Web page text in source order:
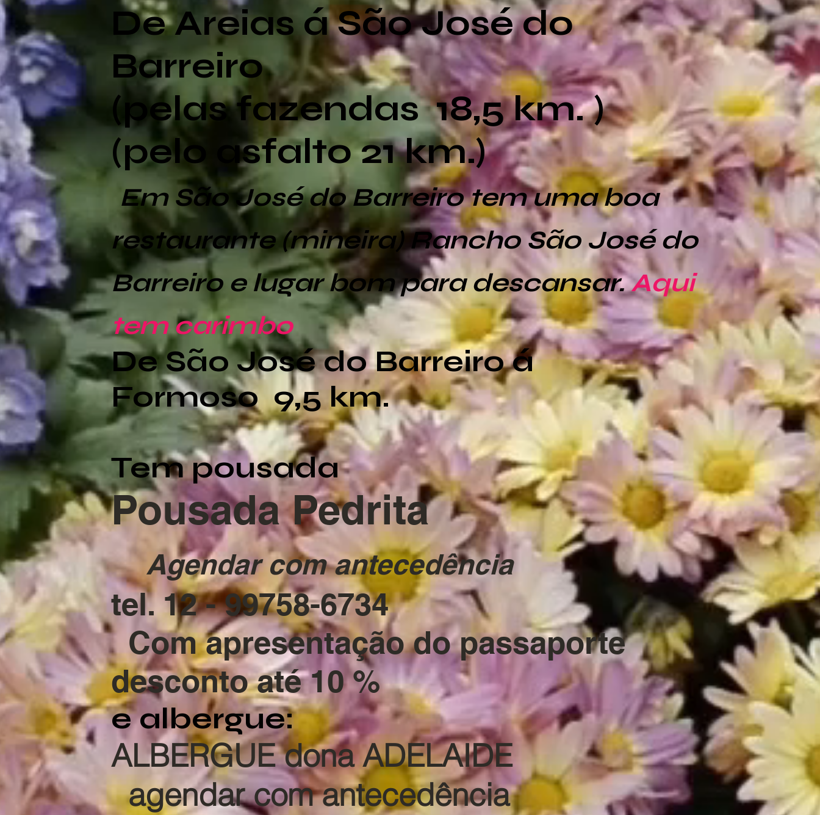
De Areias á São José do
Barreiro
(pelas fazendas 18,5 km. )
(pelo asfalto 21 km.)
Em São José do Barreiro tem uma boa
restaurante (mineira) Rancho São José do
Barreiro e lugar bom para descansar.Aqui
tem carimbo
De São José do Barreiro á
Formoso 9,5 km.
Tem pousada
Pousada Pedrita
Agendar com antecedência
tel. 12 - 99758-6734
Com apresentação do passaporte
desconto até 10 %
e albergue:
ALBERGUEdona ADELAIDE
agendar com antecedência